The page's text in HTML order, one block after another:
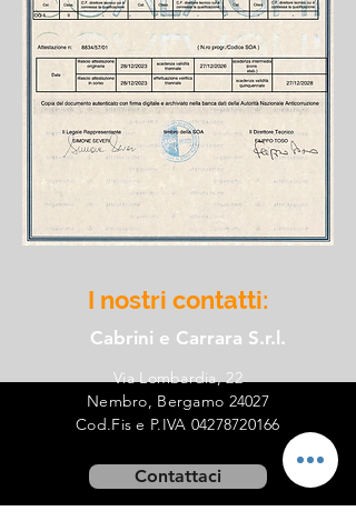
I nostri contatti:
Cabrini e Carrara S.r.l.
Via Lombardia, 22
Nembro, Bergamo 24027
Cod.Fis e P.IVA 04278720166
Contattaci